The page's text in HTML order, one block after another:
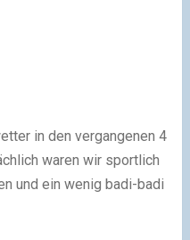
in den vergangenen 4
waren wir sportlich
und ein wenig badi-badi